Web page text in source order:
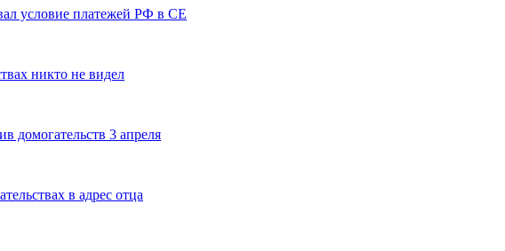
условие платежей РФ в СЕ
никто не видел
домогательств 3 апреля
в адрес отца